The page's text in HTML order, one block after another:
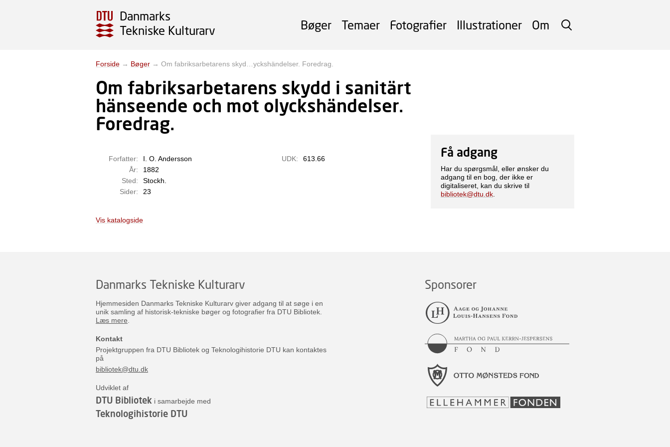
Danmarks
Tekniske Kulturarv
SØG
Bøger Temaer Fotografier Illustrationer Om
Forside → Bøger → Om fabriksarbetarens skyd…yckshändelser. Foredrag.
Om fabriksarbetarens skydd i sanitärt
hänseende och mot olyckshändelser.
Foredrag.
Forfatter:
I. O. Andersson
År:
1882
Sted:
Stockh.
Sider:
23
UDK: 613.66 Få adgang
Har du spørgsmål, eller ønsker du
adgang til en bog, der ikke er
digitaliseret, kan du skrive til
bibliotek@dtu.dk
Vis katalogside
Danmarks Tekniske Kulturarv
Hjemmesiden Danmarks Tekniske Kulturarv giver adgang til at søge i en
unik samling af historisk-tekniske bøger og fotografier fra DTU Bibliotek.
Læs mere
Kontakt
Projektgruppen fra DTU Bibliotek og Teknologihistorie DTU kan kontaktes
på
bibliotek@dtu.dk
Udviklet af
DTU Bibliotek i samarbejde med
Teknologihistorie DTU
Sponsorer